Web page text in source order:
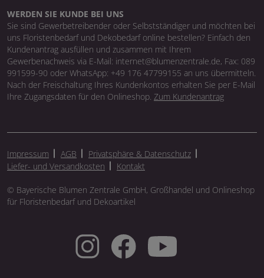
WERDEN SIE KUNDE BEI UNS
Sie sind Gewerbetreibender oder Selbstständiger und möchten bei
uns Floristenbedarf und Dekobedarf online bestellen? Einfach den
Kundenantrag ausfüllen und zusammen mit Ihrem
Gewerbenachweis via E-Mail: internet@blumenzentrale.de, Fax: 089
991599-90 oder WhatsApp: +49 176 47799155 an uns übermitteln.
Nach der Freischaltung Ihres Kundenkontos erhalten Sie per E-Mail
Ihre Zugangsdaten für den Onlineshop. Zum Kundenantrag
Impressum AGB
Privatsphäre & Datenschutz
Liefer- und Versandkosten
Kontakt
© Bayerische Blumen Zentrale GmbH, Großhandel und Onlineshop
für Floristenbedarf und Dekoartikel